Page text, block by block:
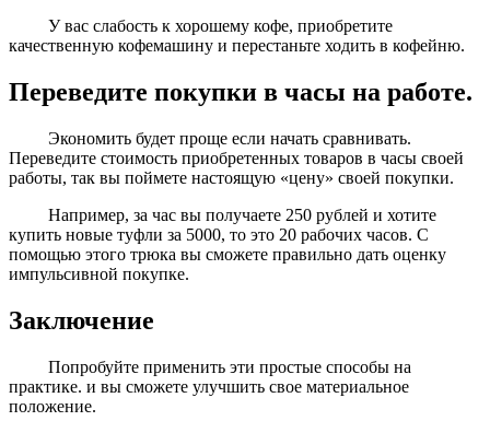
У вас слабость к хорошему кофе, приобретите
качественную кофемашину и перестаньте ходить в кофейню.
Переведите покупки в часы на работе.
Экономить будет проще если начать сравнивать.
Переведите стоимость приобретенных товаров в часы своей
работы, так вы поймете настоящую «цену» своей покупки.
Например, за час вы получаете 250 рублей и хотите
купить новые туфли за 5000, то это 20 рабочих часов. С
помощью этого трюка вы сможете правильно дать оценку
импульсивной покупке.
Заключение
Попробуйте применить эти простые способы на
практике. и вы сможете улучшить свое материальное
положение.